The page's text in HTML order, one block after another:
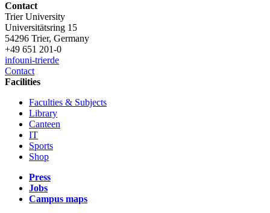
Contact
Trier University
Universitätsring 15
54296 Trier, Germany
+49 651 201-0
infouni-trierde
Contact
Facilities
Faculties & Subjects
Library
Canteen
IT
Sports
Shop
Press
Jobs
Campus maps